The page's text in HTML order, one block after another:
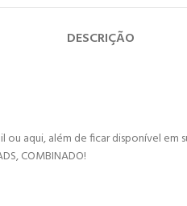
DESCRIÇÃO
aqui, além de ficar disponível em
COMBINADO!